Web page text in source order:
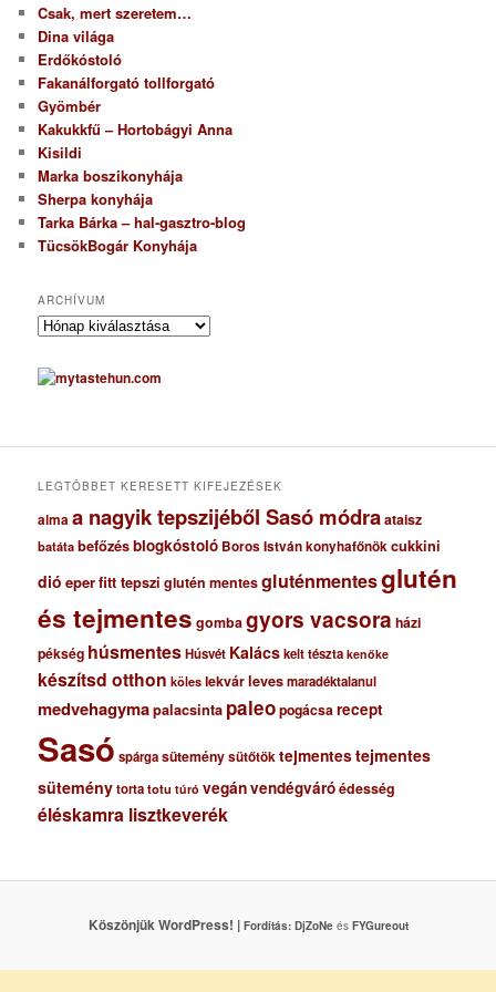
Csak, mert szeretem…
Dina világa
Erdőkóstoló
Fakanálforgató tollforgató
Gyömbér
Kakukkfű – Hortobágyi Anna
Kisildi
Marka boszikonyhája
Sherpa konyhája
Tarka Bárka – hal-gasztro-blog
TücsökBogár Konyhája
ARCHÍVUM
A
c
h
u
LEGTÖBBET KERESETT KIFEJEZÉSEK
almaa nagyik tepszijéből Sasó módraataisz
batáta befőzésblogkóstoló Boros István konyhafőnökcukkini
dió eperfitt tepszi glutén mentesgluténmentesglutén
és tejmentes gombagyors vacsora házi
pékség húsmentesHúsvét Kalácskelt tészta kenőke
készítsd otthon köles lekvárlevesmaradéktalanul
medvehagymapalacsinta paleopogácsa recept
Sasó spárgasüteménysütőtöktejmentestejmentes
süteménytorta totu túró vegánvendégváróédesség
éléskamra lisztkeverék
Köszönjük WordPress! | Fordítás: DjZoNeés FYGureout